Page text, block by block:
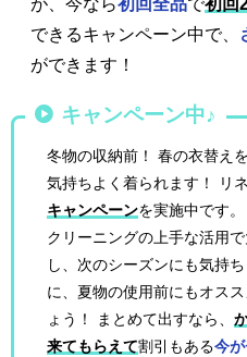
が、今なら初回全品で初回
できるキャンペーン中で、
ができます！
キャンペーン中♪
冬物の収納前！ 春の衣替え
気持ちよく着られます！ リ
キャンペーンを実施中です。
クリーニングの上手な活用
し、次のシーズンにも気持
に、夏物の使用前にもオス
ょう！ まとめて出すなら、
来てもらえて割引もある今